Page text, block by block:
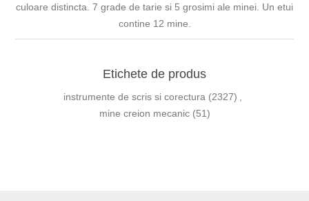
culoare distincta. 7 grade de tarie si 5 grosimi ale minei. Un etui
contine 12 mine.
Etichete de produs
instrumente de scris si corectura (2327) ,
mine creion mecanic (51)